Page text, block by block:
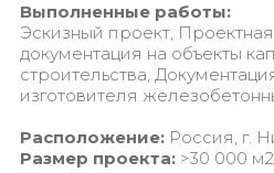
Выполненные работы:
Эскизный проект,
документация на объекты
строительства,
изготовителя
Расположение:Россия, г.
Размер проекта: >30 000 м2